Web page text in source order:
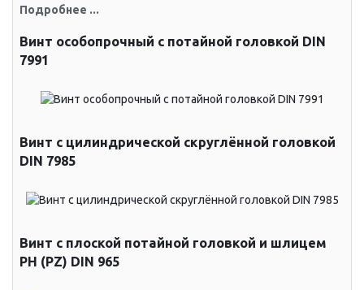
Подробнее ...
Винт особопрочный с потайной головкой DIN
7991
Винт с цилиндрической скруглённой головкой
DIN 7985
Винт с плоской потайной головкой и шлицем
PH (PZ) DIN 965